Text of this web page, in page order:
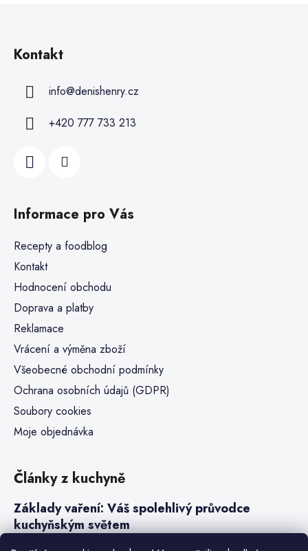
Kontakt
info@denishenry.cz
+420 777 733 213
Informace pro Vás
Recepty a foodblog
Kontakt
Hodnocení obchodu
Doprava a platby
Reklamace
Vrácení a výměna zboží
Všeobecné obchodní podmínky
Ochrana osobních údajů (GDPR)
Soubory cookies
Moje objednávka
Články z kuchyně
Základy vaření: Váš spolehlivý průvodce
kuchyňským světem